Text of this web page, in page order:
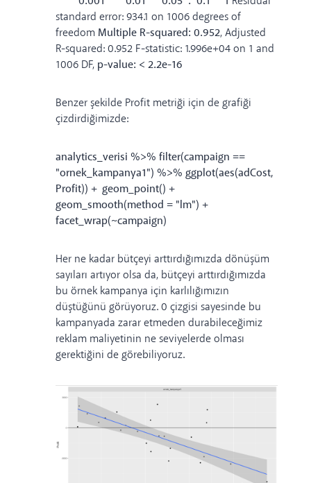
standard error: 934.1 on 1006 degrees of
freedom Multiple R-squared: 0.952, Adjusted
R-squared: 0.952 F-statistic: 1.996e+04 on 1 and
1006 DF, p-value: < 2.2e-16
Benzer şekilde Profit metriği için de grafiği
çizdirdiğimizde:
analytics_verisi %>% filter(campaign ==
"ornek_kampanya1") %>% ggplot(aes(adCost,
Profit)) + geom_point() +
geom_smooth(method = "lm") +
facet_wrap(~campaign)
Her ne kadar bütçeyi arttırdığımızda dönüşüm
sayıları artıyor olsa da, bütçeyi arttırdığımızda
bu örnek kampanya için karlılığımızın
düştüğünü görüyoruz. 0 çizgisi sayesinde bu
kampanyada zarar etmeden durabileceğimiz
reklam maliyetinin ne seviyelerde olması
gerektiğini de görebiliyoruz.